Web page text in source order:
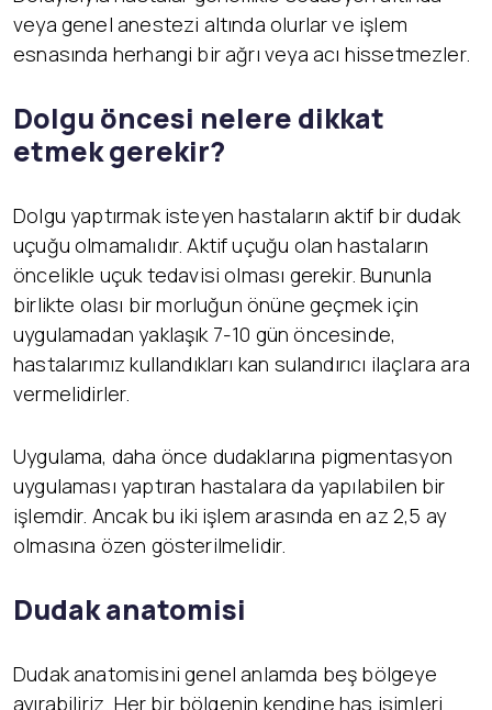
veya genel anestezi altında olurlar ve işlem
esnasında herhangi bir ağrı veya acı hissetmezler.
Dolgu öncesi nelere dikkat
etmek gerekir?
Dolgu yaptırmak isteyen hastaların aktif bir dudak
uçuğu olmamalıdır. Aktif uçuğu olan hastaların
öncelikle uçuk tedavisi olması gerekir. Bununla
birlikte olası bir morluğun önüne geçmek için
uygulamadan yaklaşık 7-10 gün öncesinde,
hastalarımız kullandıkları kan sulandırıcı ilaçlara ara
vermelidirler.
Uygulama, daha önce dudaklarına pigmentasyon
uygulaması yaptıran hastalara da yapılabilen bir
işlemdir. Ancak bu iki işlem arasında en az 2,5 ay
olmasına özen gösterilmelidir.
Dudak anatomisi
Dudak anatomisini genel anlamda beş bölgeye
ayırabiliriz. Her bir bölgenin kendine has isimleri